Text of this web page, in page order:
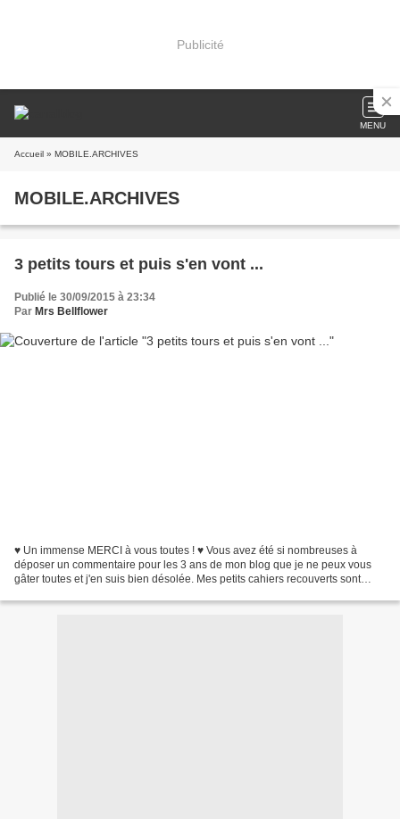
Publicité
MENU
Accueil » MOBILE.ARCHIVES
MOBILE.ARCHIVES
3 petits tours et puis s'en vont ...
Publié le 30/09/2015 à 23:34
Par Mrs Bellflower
♥ Un immense MERCI à vous toutes ! ♥ Vous avez été si nombreuses à
déposer un commentaire pour les 3 ans de mon blog que je ne peux vous
gâter toutes et j'en suis bien désolée. Mes petits cahiers recouverts sont